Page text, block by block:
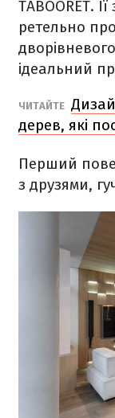
TABOORET.
ретельно
ідеальний
ЧИТАЙТЕ
дерев, які
Перший
з друзями,